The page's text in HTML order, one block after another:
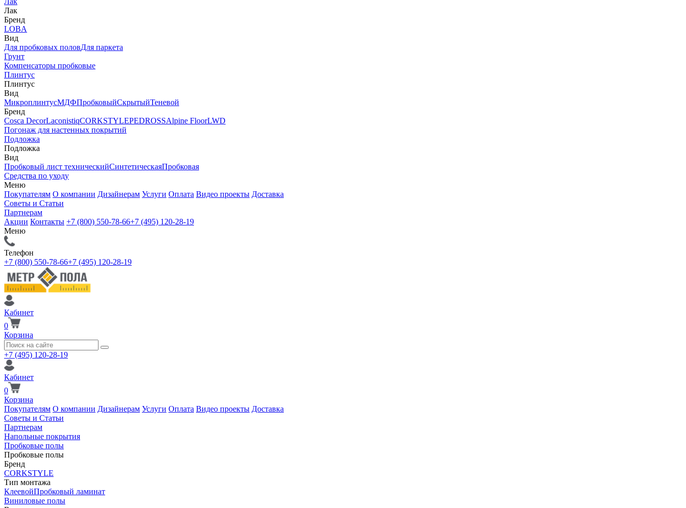
Лак
Бренд
LOBA
Вид
Для пробковых половДля паркета
Грунт
Компенсаторы пробковые
Плинтус
Плинтус
Вид
МикроплинтусМДФПробковыйСкрытыйТеневой
Бренд
Cosca DecorLaconistiqCORKSTYLEPEDROSSAlpine FloorLWD
Погонаж для настенных покрытий
Подложка
Подложка
Вид
Пробковый лист техническийСинтетическаяПробковая
Средства по уходу
Меню
Покупателям О компании Дизайнерам Услуги Оплата Видео проекты Доставка
Советы и Статьи
Партнерам
Акции Контакты +7 (800) 550-78-66+7 (495) 120-28-19
Меню
Телефон
+7 (800) 550-78-66+7 (495) 120-28-19
Кабинет
0
Корзина
+7 (495) 120-28-19
Кабинет
0
Корзина
Покупателям О компании Дизайнерам Услуги Оплата Видео проекты Доставка
Советы и Статьи
Партнерам
Напольные покрытия
Пробковые полы
Пробковые полы
Бренд
CORKSTYLE
Тип монтажа
КлеевойПробковый ламинат
Виниловые полы